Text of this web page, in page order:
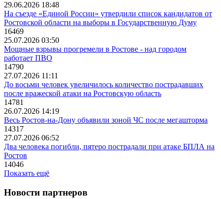
29.06.2026 18:48
На съезде «Единой России» утвердили список кандидатов от
Ростовской области на выборы в Государственную Думу
16469
25.07.2026 03:50
Мощные взрывы прогремели в Ростове - над городом
работает ПВО
14790
27.07.2026 11:11
До восьми человек увеличилось количество пострадавших
после вражеской атаки на Ростовскую область
14781
26.07.2026 14:19
Весь Ростов-на-Дону объявили зоной ЧС после мегашторма
14317
27.07.2026 06:52
Два человека погибли, пятеро пострадали при атаке БПЛА на
Ростов
14046
Показать ещё
Новости партнеров